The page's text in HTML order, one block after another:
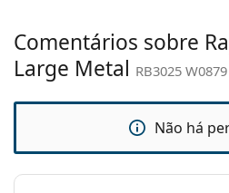
Acessórios
Estojo:
Sim
Pano de
Sim
Outros
Comentários sobre
Large Metal RB3025
Não há